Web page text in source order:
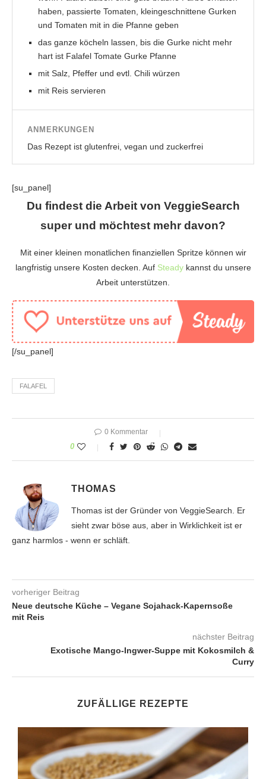
haben, passierte Tomaten, kleingeschnittene Gurken
und Tomaten mit in die Pfanne geben
das ganze köcheln lassen, bis die Gurke nicht mehr
hart ist Falafel Tomate Gurke Pfanne
mit Salz, Pfeffer und evtl. Chili würzen
mit Reis servieren
ANMERKUNGEN
Das Rezept ist glutenfrei, vegan und zuckerfrei
[su_panel]
Du findest die Arbeit von VeggieSearch
super und möchtest mehr davon?
Mit einer kleinen monatlichen finanziellen Spritze können wir
langfristig unsere Kosten decken. Auf Steadykannst du unsere
Arbeit unterstützen.
[/su_panel]
FALAFEL
0 Kommentar
0
THOMAS
Thomas ist der Gründer von VeggieSearch. Er
sieht zwar böse aus, aber in Wirklichkeit ist er
ganz harmlos - wenn er schläft.
vorheriger Beitrag
Neue deutsche Küche – Vegane Sojahack-Kapernsoße
mit Reis
nächster Beitrag
Exotische Mango-Ingwer-Suppe mit Kokosmilch &
Curry
ZUFÄLLIGE REZEPTE